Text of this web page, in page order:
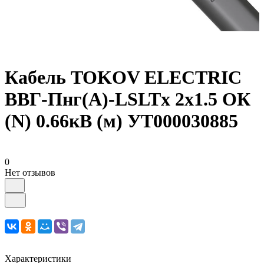
Кабель TOKOV ELECTRIC
ВВГ-Пнг(А)-LSLTx 2х1.5 ОК
(N) 0.66кВ (м) УТ000030885
0
Нет отзывов
Характеристики